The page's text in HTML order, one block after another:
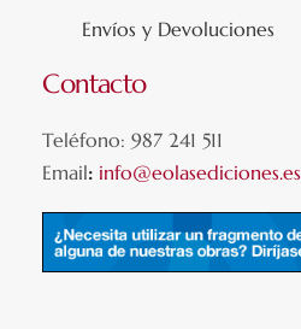
Envíos y Devoluciones
Contacto
Teléfono: 987 241 511
Email: info@eolasediciones.es